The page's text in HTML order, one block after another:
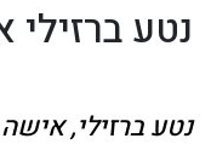
נטע
נטע ברזילי,